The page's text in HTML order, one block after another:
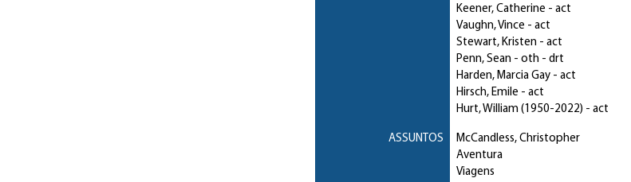
Keener, Catherine - act
Vaughn, Vince - act
Stewart, Kristen - act
Penn, Sean - oth - drt
Harden, Marcia Gay- act
Hirsch, Emile - act
Hurt, William (1950-2022) - act
ASSUNTOS
McCandless, Christopher
Aventura
Viagens